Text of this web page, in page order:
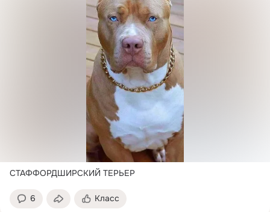
СТАФФОРДШИРСКИЙ ТЕРЬЕР
6 Класс